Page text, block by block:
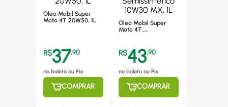
Óleo Mobil Super
Moto 4T 20W50, 1L
R$37,90
no boleto ou Pix
COMPRAR
Óleo Mobil Super
Moto 4T
R$43,90
no boleto ou Pix
COMPRAR